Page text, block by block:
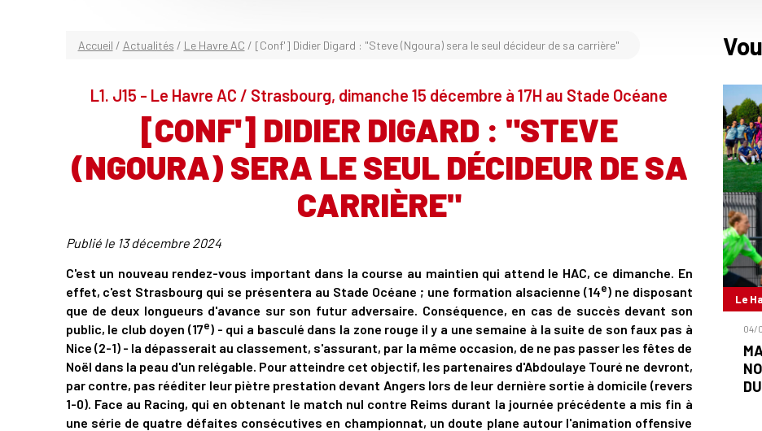
Accueil / Actualités / Le Havre AC / [Conf'] Didier Digard : "Steve (Ngoura) sera le seul décideur de sa carrière"
L1. J15 - Le Havre AC / Strasbourg, dimanche 15 décembre à 17H au Stade Océane
[CONF'] DIDIER DIGARD : "STEVE
(NGOURA) SERA LE SEUL DÉCIDEUR DE SA
CARRIÈRE"
Publié le 13 décembre 2024
C'est un nouveau rendez-vous important dans la course au maintien qui attend le HAC, ce dimanche. En
effet, c'est Strasbourg qui se présentera au Stade Océane ; une formation alsacienne (14e) ne disposant
que de deux longueurs d'avance sur son futur adversaire. Conséquence, en cas de succès devant son
public, le club doyen (17e) - qui a basculé dans la zone rouge il y a une semaine à la suite de son faux pas à
Nice (2-1) - la dépasserait au classement, s'assurant, par la même occasion, de ne pas passer les fêtes de
Noël dans la peau d'un relégable. Pour atteindre cet objectif, les partenaires d'Abdoulaye Touré ne devront,
par contre, pas rééditer leur piètre prestation devant Angers lors de leur dernière sortie à domicile (revers
1-0). Face au Racing, qui en obtenant le match nul contre Reims durant la journée précédente a mis fin à
une série de quatre défaites consécutives en championnat, un doute plane autour l'animation offensive
Le
04/